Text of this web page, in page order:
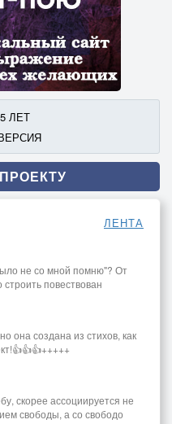
ЛЕТ
ЛЕНТА
не со мной помню"? От
повествован
она создана из стихов, как
скорее ассоциируется не
свободы, а со свободо